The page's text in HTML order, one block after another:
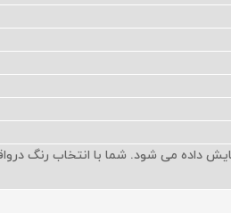
داده می شود. شما با انتخاب رنگ